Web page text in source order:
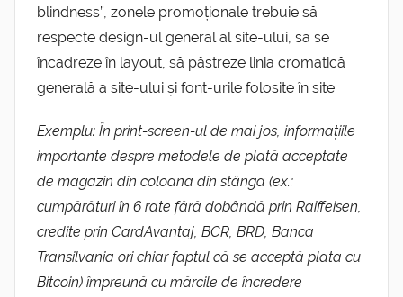
blindness”, zonele promoționale trebuie să
respecte design-ul general al site-ului, să se
încadreze în layout, să păstreze linia cromatică
generală a site-ului și font-urile folosite în site.
Exemplu: În print-screen-ul de mai jos, informațiile
importante despre metodele de plată acceptate
de magazin din coloana din stânga (ex.:
cumpărături în 6 rate fără dobândă prin Raiffeisen,
credite prin CardAvantaj, BCR, BRD, Banca
Transilvania ori chiar faptul că se acceptă plata cu
Bitcoin) împreună cu mărcile de încredere